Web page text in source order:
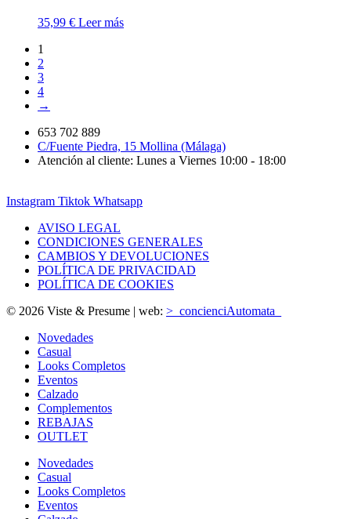
35,99 € Leer más
1
2
3
4
→
653 702 889
C/Fuente Piedra, 15 Mollina (Málaga)
Atención al cliente: Lunes a Viernes 10:00 - 18:00
Instagram Tiktok Whatsapp
AVISO LEGAL
CONDICIONES GENERALES
CAMBIOS Y DEVOLUCIONES
POLÍTICA DE PRIVACIDAD
POLÍTICA DE COOKIES
© 2026 Viste & Presume | web: >_concienciAutomata_
Novedades
Casual
Looks Completos
Eventos
Calzado
Complementos
REBAJAS
OUTLET
Novedades
Casual
Looks Completos
Eventos